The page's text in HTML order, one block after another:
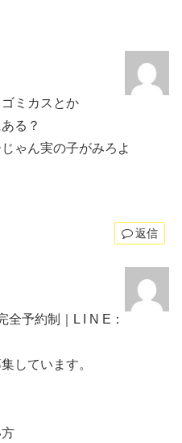
ミカスとか
る？
ゃん実の子がみろよ
返信
全予約制｜L I N E：
しています。